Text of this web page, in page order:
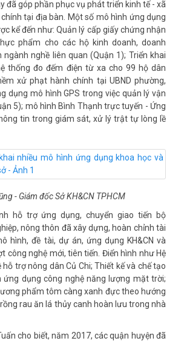
đã góp phần phục vụ phát triển kinh tế - xã
tại địa bàn. Một số mô hình ứng dụng
kể đến như: Quản lý cấp giấy chứng nhận
phẩm cho các hộ kinh doanh, doanh
ngành nghề liên quan (Quận 1); Triển khai
thống đo đếm điện từ xa cho 99 hộ dân
xử phạt hành chính tại UBND phường,
dụng mô hình GPS trong việc quản lý vận
5); mô hình Bình Thạnh trực tuyến - Ứng
tin trong giám sát, xử lý trật tự lòng lề
- Giám đốc Sở KH&CN TPHCM
hỗ trợ ứng dụng, chuyển giao tiến bộ
nông thôn đã xây dựng, hoàn chỉnh tài
hình, đề tài, dự án, ứng dụng KH&CN và
công nghệ mới, tiên tiến. Điển hình như Hệ
trợ nông dân Củ Chi; Thiết kế và chế tạo
ứng dụng công nghệ năng lượng mặt trời;
phẩm tôm càng xanh đực theo hướng
rau ăn lá thủy canh hoàn lưu trong nhà
cho biết, năm 2017, các quận huyện đã